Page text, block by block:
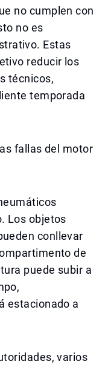
no cumplen con
no es
Estas
reducir los
técnicos,
temporada
fallas del motor
Los objetos
conllevar
de
puede subir a
estacionado a
varios